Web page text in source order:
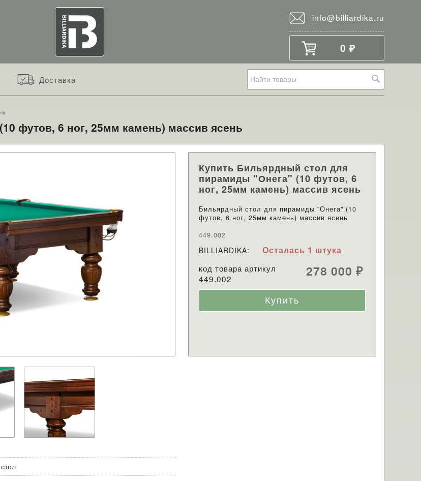
info@billiardika.ru
0 ₽
Доставка
футов, 6 ног, 25мм камень) массив ясень
Купить Бильярдный стол для
пирамиды "Онега" (10 футов, 6
ног, 25мм камень) массив ясень
Бильярдный стол для пирамиды "Онега" (10
футов, 6 ног, 25мм камень) массив ясень
449.002
BILLIARDIKA: Осталась 1 штука
код товара артикул
449.002
278 000 ₽